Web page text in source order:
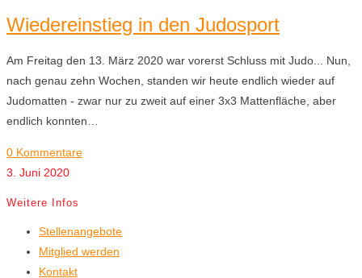
Wiedereinstieg in den Judosport
Am Freitag den 13. März 2020 war vorerst Schluss mit Judo... Nun,
nach genau zehn Wochen, standen wir heute endlich wieder auf
Judomatten - zwar nur zu zweit auf einer 3x3 Mattenfläche, aber
endlich konnten…
0 Kommentare
3. Juni 2020
Weitere Infos
Stellenangebote
Mitglied werden
Kontakt